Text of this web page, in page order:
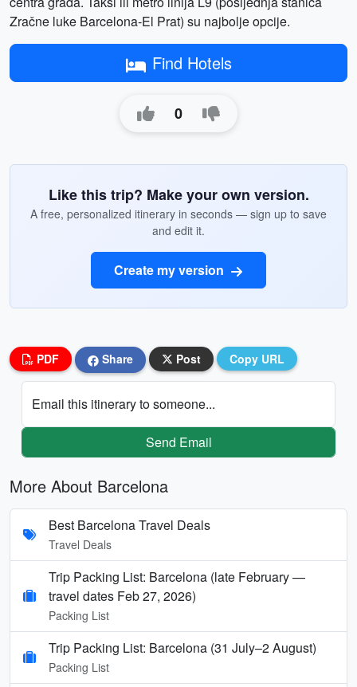
Zračne luke Barcelona-El Prat) su najbolje opcije.
Find Hotels
0
Like this trip? Make your own version.
A free, personalized itinerary in seconds — sign up to save
and edit it.
Create my version
PDF Share Post Copy URL
Email this itinerary to someone...
Send Email
More About Barcelona
Best Barcelona Travel Deals
Travel Deals
Trip Packing List: Barcelona (late February —
travel dates Feb 27, 2026)
Packing List
Trip Packing List: Barcelona (31 July–2 August)
Packing List